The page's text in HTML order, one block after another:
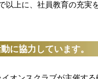
以上に、社員教育の充実
に協力しています。